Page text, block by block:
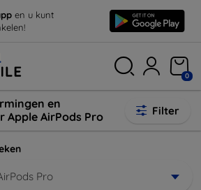
en u kunt
0
en
Apple AirPods Pro
Filter
Pro